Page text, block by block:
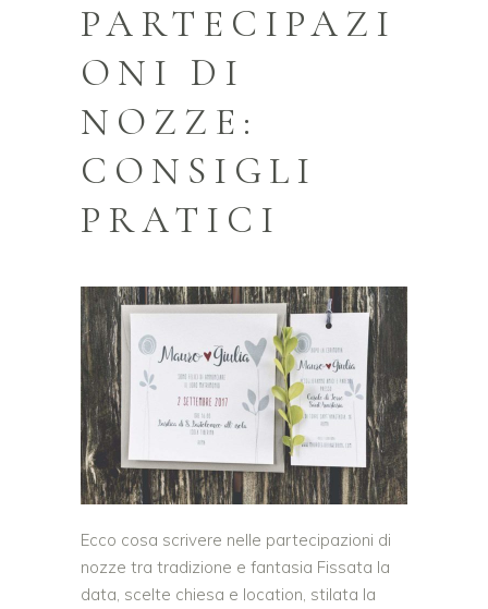
PARTECIPAZI
ONI DI
NOZZE:
CONSIGLI
PRATICI
Ecco cosa scrivere nelle partecipazioni di
nozze tra tradizione e fantasia Fissata la
data, scelte chiesa e location, stilata la